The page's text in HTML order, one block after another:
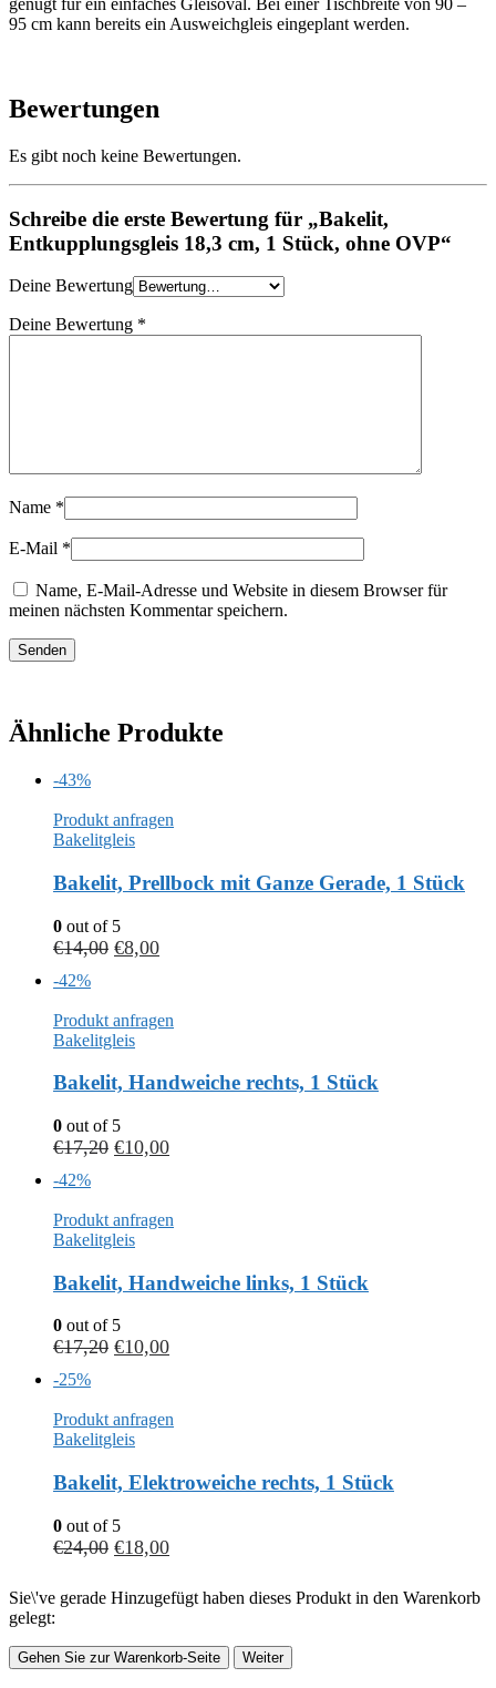
genügt für ein einfaches Gleisoval. Bei einer Tischbreite von 90 –
95 cm kann bereits ein Ausweichgleis eingeplant werden.
Bewertungen
Es gibt noch keine Bewertungen.
Schreibe die erste Bewertung für „Bakelit,
Entkupplungsgleis 18,3 cm, 1 Stück, ohne OVP“
Deine Bewertung
Deine Bewertung *
Name *
E-Mail *
Name, E-Mail-Adresse und Website in diesem Browser für
meinen nächsten Kommentar speichern.
Ähnliche Produkte
-43%
Produkt anfragen
Bakelitgleis
Bakelit, Prellbock mit Ganze Gerade, 1 Stück
0 out of 5
€14,00 €8,00
-42%
Produkt anfragen
Bakelitgleis
Bakelit, Handweiche rechts, 1 Stück
0 out of 5
€17,20 €10,00
-42%
Produkt anfragen
Bakelitgleis
Bakelit, Handweiche links, 1 Stück
0 out of 5
€17,20 €10,00
-25%
Produkt anfragen
Bakelitgleis
Bakelit, Elektroweiche rechts, 1 Stück
0 out of 5
€24,00 €18,00
Sie\'ve gerade Hinzugefügt haben dieses Produkt in den Warenkorb
gelegt:
Gehen Sie zur Warenkorb-Seite Weiter